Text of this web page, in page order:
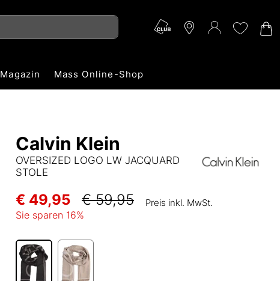
Magazin Mass Online-Shop
Calvin Klein
OVERSIZED LOGO LW JACQUARD
STOLE
€ 49,95 € 59,95 Preis inkl. MwSt.
Sie sparen 16%